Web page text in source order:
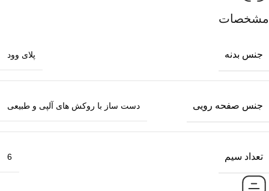
مشخصات
جنس بدنه پلای وود
جنس صفحه رویی دست ساز با روکش های آلپی و طبیعی
تعداد سیم 6